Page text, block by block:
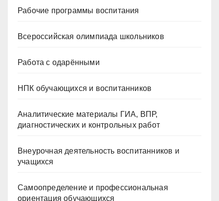
Рабочие программы воспитания
Всероссийская олимпиада школьников
Работа с одарёнными
НПК обучающихся и воспитанников
Аналитические материалы ГИА, ВПР,
диагностических и контрольных работ
Внеурочная деятельность воспитанников и
учащихся
Самоопределение и профессиональная
ориентация обучающихся